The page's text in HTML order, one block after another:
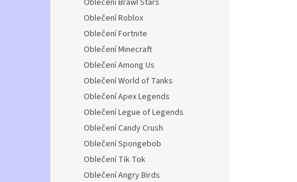
Oblečení Brawl Stars
Oblečení Roblox
Oblečení Fortnite
Oblečení Minecraft
Oblečení Among Us
Oblečení World of Tanks
Oblečení Apex Legends
Oblečení Legue of Legends
Oblečení Candy Crush
Oblečení Spongebob
Oblečení Tik Tok
Oblečení Angry Birds